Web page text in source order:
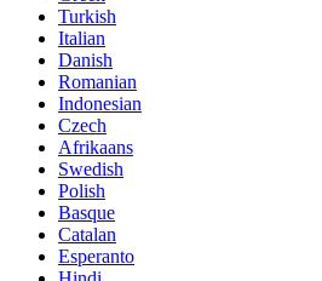
Turkish
Italian
Danish
Romanian
Indonesian
Czech
Afrikaans
Swedish
Polish
Basque
Catalan
Esperanto